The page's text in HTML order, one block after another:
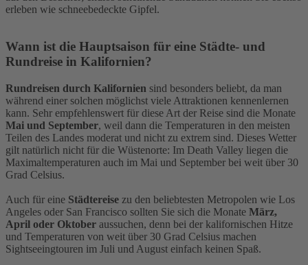
erleben wie schneebedeckte Gipfel.
Wann ist die Hauptsaison für eine Städte- und
Rundreise in Kalifornien?
Rundreisen durch Kalifornien sind besonders beliebt, da man
während einer solchen möglichst viele Attraktionen kennenlernen
kann. Sehr empfehlenswert für diese Art der Reise sind die Monate
Mai und September, weil dann die Temperaturen in den meisten
Teilen des Landes moderat und nicht zu extrem sind. Dieses Wetter
gilt natürlich nicht für die Wüstenorte: Im Death Valley liegen die
Maximaltemperaturen auch im Mai und September bei weit über 30
Grad Celsius.
Auch für eine Städtereise zu den beliebtesten Metropolen wie Los
Angeles oder San Francisco sollten Sie sich die Monate März,
April oder Oktober aussuchen, denn bei der kalifornischen Hitze
und Temperaturen von weit über 30 Grad Celsius machen
Sightseeingtouren im Juli und August einfach keinen Spaß.